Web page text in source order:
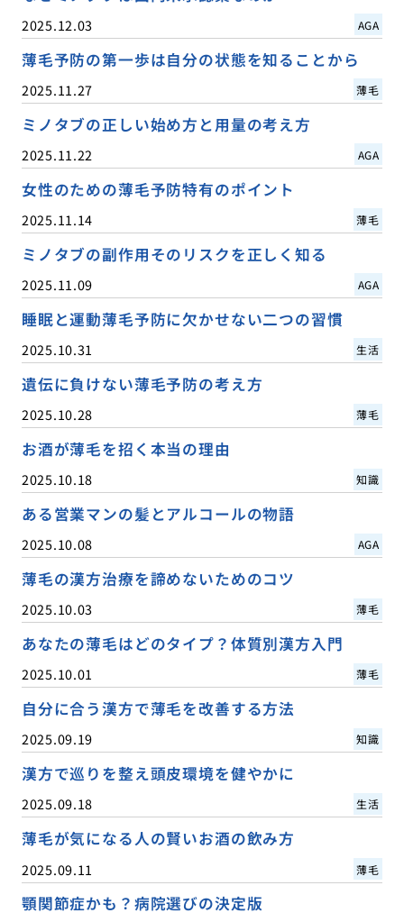
2025.12.03 AGA
薄毛予防の第一歩は自分の状態を知ることから
2025.11.27 薄毛
ミノタブの正しい始め方と用量の考え方
2025.11.22 AGA
女性のための薄毛予防特有のポイント
2025.11.14 薄毛
ミノタブの副作用そのリスクを正しく知る
2025.11.09 AGA
睡眠と運動薄毛予防に欠かせない二つの習慣
2025.10.31 生活
遺伝に負けない薄毛予防の考え方
2025.10.28 薄毛
お酒が薄毛を招く本当の理由
2025.10.18 知識
ある営業マンの髪とアルコールの物語
2025.10.08 AGA
薄毛の漢方治療を諦めないためのコツ
2025.10.03 薄毛
あなたの薄毛はどのタイプ？体質別漢方入門
2025.10.01 薄毛
自分に合う漢方で薄毛を改善する方法
2025.09.19 知識
漢方で巡りを整え頭皮環境を健やかに
2025.09.18 生活
薄毛が気になる人の賢いお酒の飲み方
2025.09.11 薄毛
顎関節症かも？病院選びの決定版